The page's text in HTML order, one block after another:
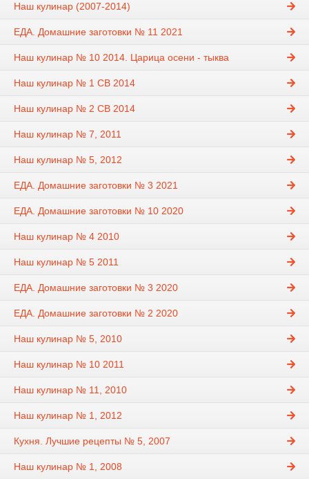
Наш кулинар (2007-2014)
ЕДА. Домашние заготовки № 11 2021
Наш кулинар № 10 2014. Царица осени - тыква
Наш кулинар № 1 СВ 2014
Наш кулинар № 2 СВ 2014
Наш кулинар № 7, 2011
Наш кулинар № 5, 2012
ЕДА. Домашние заготовки № 3 2021
ЕДА. Домашние заготовки № 10 2020
Наш кулинар № 4 2010
Наш кулинар № 5 2011
ЕДА. Домашние заготовки № 3 2020
ЕДА. Домашние заготовки № 2 2020
Наш кулинар № 5, 2010
Наш кулинар № 10 2011
Наш кулинар № 11, 2010
Наш кулинар № 1, 2012
Кухня. Лучшие рецепты № 5, 2007
Наш кулинар № 1, 2008